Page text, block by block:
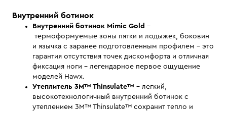
Внутренний ботинок
Внутренний ботинок Mimic Gold –
термоформуемые зоны пятки и лодыжек, боковин
и язычка с заранее подготовленным профилем – это
гарантия отсутствия точек дискомфорта и отличная
фиксация ноги – легендарное первое ощущение
моделей Hawx.
Утеплитель 3M™ Thinsulate™ – легкий,
высокотехнологичный внутренний ботинок с
утеплением 3M™ Thinsulate™ сохранит тепло и